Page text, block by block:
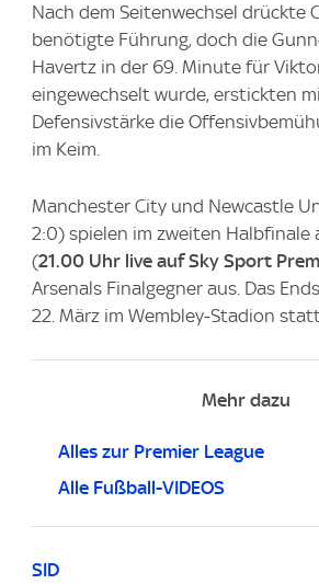
Nach dem Seitenwechsel drückte
benötigte Führung, doch die
Havertz in der 69. Minute für
eingewechselt wurde, erstickten
Defensivstärke die
im Keim.
Manchester City und Newcastle
2:0) spielen im zweiten Halbfinale
(21.00 Uhr live auf Sky Sport
Arsenals Finalgegner aus. Das
22. März im Wembley-Stadion
Mehr dazu
Alles zur Premier League
Alle Fußball-VIDEOS
SID